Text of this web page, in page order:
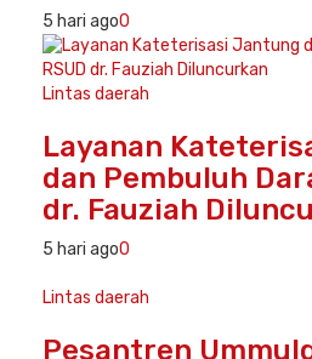
5 hari ago0
Lintas daerah
Layanan
dan Pembuluh
dr. Fauziah
5 hari ago0
Lintas daerah
Pesantren